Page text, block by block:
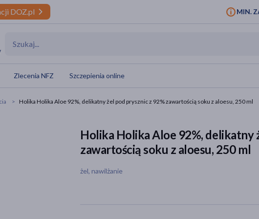
DOZ.pl MIN.
Zlecenia NFZ Szczepienia online
Holika Holika Aloe 92%, delikatny żel pod prysznic z 92% zawartością soku z aloesu, 250 ml
Holika Holika Aloe 92%, delikatny
zawartością soku z aloesu, 250 ml
żel, nawilżanie